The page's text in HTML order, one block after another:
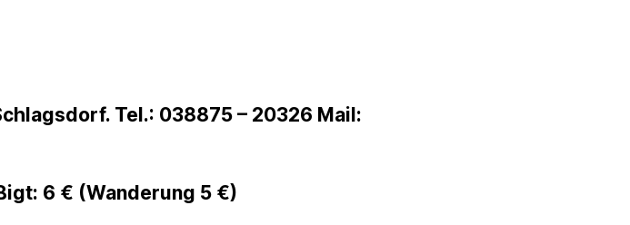
Tel.: 038875 – 20326 Mail:
6 € (Wanderung 5 €)